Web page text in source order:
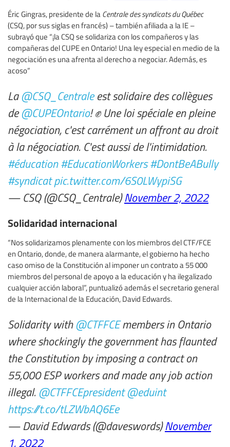
Éric Gingras, presidente de la Centrale des syndicats du Québec
(CSQ, por sus siglas en francés) – también afiliada a la IE –
subrayó que “¡la CSQ se solidariza con los compañeros y las
compañeras del CUPE en Ontario! Una ley especial en medio de la
negociación es una afrenta al derecho a negociar. Además, es
acoso”
La @CSQ_Centraleest solidaire des collègues
de@CUPEOntario! ✊ Une loi spéciale en pleine
négociation, c'est carrément un affront au droit
à la négociation. C'est aussi de l'intimidation.
#éducation #EducationWorkers #DontBeABully
#syndicat pic.twitter.com/6S0LWypiSG
— CSQ (@CSQ_Centrale)November 2, 2022
Solidaridad internacional
“Nos solidarizamos plenamente con los miembros del CTF/FCE
en Ontario, donde, de manera alarmante, el gobierno ha hecho
caso omiso de la Constitución al imponer un contrato a 55 000
miembros del personal de apoyo a la educación y ha ilegalizado
cualquier acción laboral”, puntualizó además el secretario general
de la Internacional de la Educación, David Edwards.
Solidarity with @CTFFCEmembers in Ontario
where shockingly the government has flaunted
the Constitution by imposing a contract on
55,000 ESP workers and made any job action
illegal. @CTFFCEpresident @eduint
https://t.co/tLZWbAQ6Ee
— David Edwards (@daveswords)November
1, 2022